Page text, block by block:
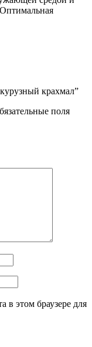
крахмал”
поля
в этом браузере для